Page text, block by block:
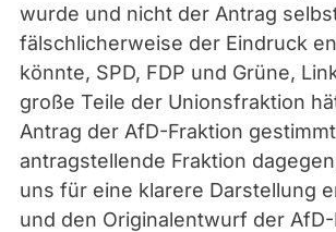
wurde und nicht der Antrag
fälschlicherweise der Eindruck
könnte, SPD, FDP und Grüne,
große Teile der Unionsfraktion
Antrag der AfD-Fraktion
antragstellende Fraktion
uns für eine klarere Darstellung
und den Originalentwurf der